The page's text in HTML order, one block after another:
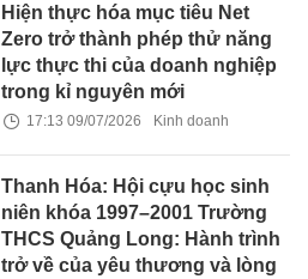
Hiện thực hóa mục tiêu Net
Zero trở thành phép thử năng
lực thực thi của doanh nghiệp
trong kỉ nguyên mới
17:13 09/07/2026 Kinh doanh
Thanh Hóa: Hội cựu học sinh
niên khóa 1997–2001 Trường
THCS Quảng Long: Hành trình
trở về của yêu thương và lòng